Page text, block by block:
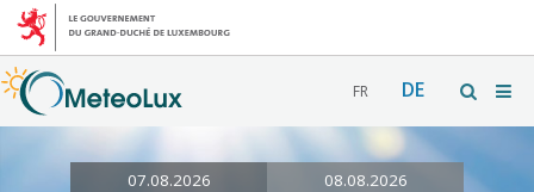
FR DE
07.08.2026 08.08.2026